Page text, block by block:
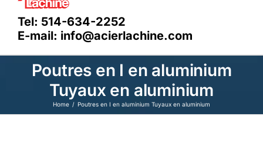
Tel: 514-634-2252
E-mail: info@acierlachine.com
Poutres en I en aluminium
Tuyaux en aluminium
Home Poutres en I en aluminium Tuyaux en aluminium